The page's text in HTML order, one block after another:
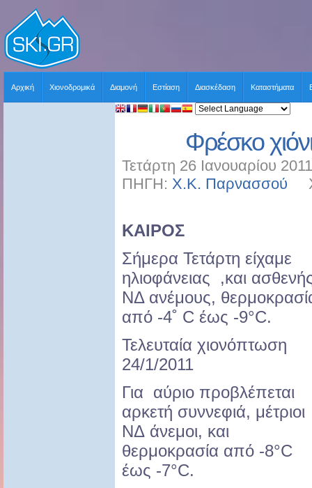
Αρχική Χιονοδρομικά Διαμονή Εστίαση Διασκέδαση Καταστήματα
Φρέσκο
Τετάρτη 26 Ιανουαρίου
ΠΗΓΗ: Χ.Κ. Παρνασσού
ΚΑΙΡΟΣ
Σήμερα Τετάρτη είχαμε
ηλιοφάνειας ,και
ΝΔ ανέμους,
από -4˚ C έως -9°C.
Τελευταία χιονόπτωση
24/1/2011
Για αύριο προβλέπεται
αρκετή συννεφιά, μέτριοι
ΝΔ άνεμοι, και
θερμοκρασία από -8°C
έως -7°C.